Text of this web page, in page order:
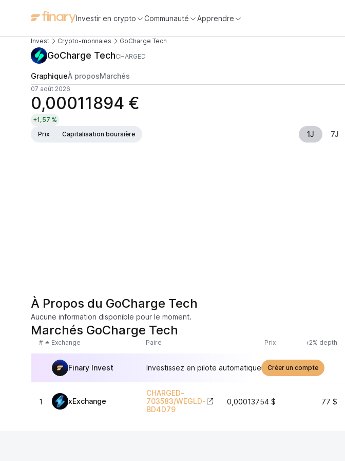
Investir en crypto Communauté Apprendre
Invest Crypto-monnaies GoCharge Tech
GoCharge TechCHARGED
GraphiqueÀ proposMarchés
07 août 2026
0,00011894 €
+1,57 %
Prix
Capitalisation boursière 1J 7J
À Propos du GoCharge Tech
Aucune information disponible pour le moment.
Marchés GoCharge Tech
# Exchange Paire Prix +2% depth
Finary Invest Investissez en pilote automatique Créer un compte
1 xExchange
CHARGED-
703583/WEGLD-
BD4D79
0,00013754 $ 77 $